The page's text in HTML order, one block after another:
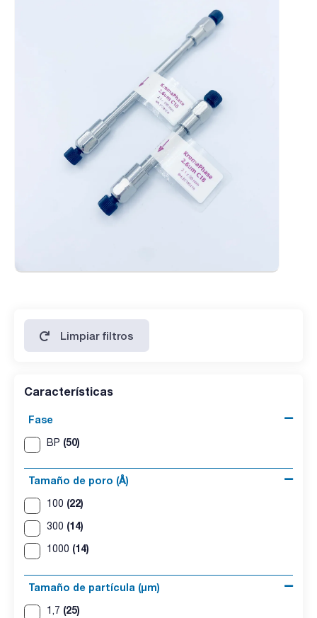
Limpiar filtros
Características
Fase
BP (50)
Tamaño de poro (Å)
100 (22)
300 (14)
1000 (14)
Tamaño de partícula (μm)
1,7 (25)